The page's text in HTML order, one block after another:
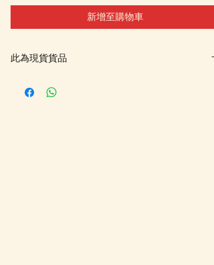
新增至購物車
此為現貨貨品
統顯示為"無庫存"或 未能放入購物車時, 可以